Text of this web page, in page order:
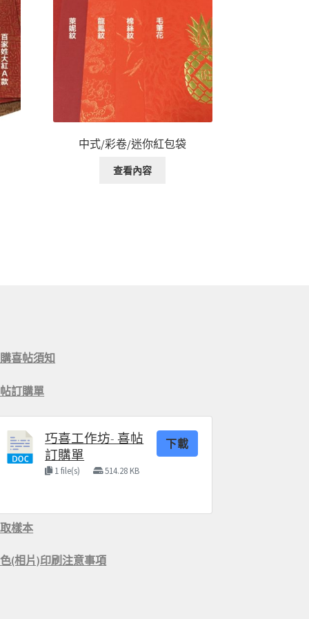
中式/彩卷/迷你紅包袋
查看內容
喜帖須知
訂購單
巧喜工作坊- 喜帖
訂購單
1 file(s) 514.28 KB
下載
樣本
(相片)印刷注意事項